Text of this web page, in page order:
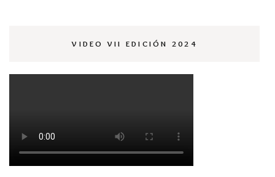
VIDEO VII EDICIÓN 2024